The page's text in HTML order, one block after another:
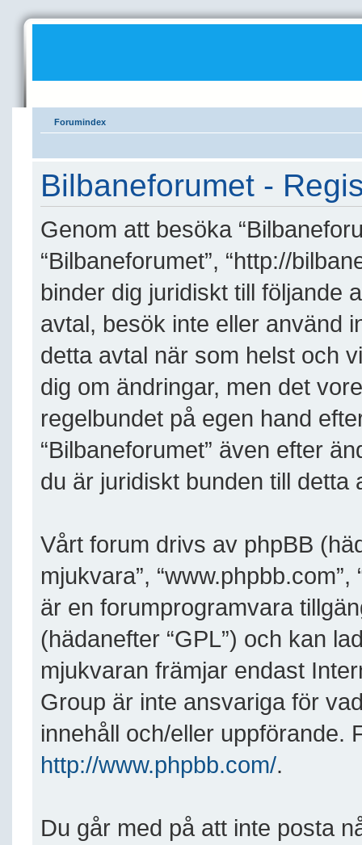
Forumindex
Bilbaneforumet -
Genom att besöka
“Bilbaneforumet”, “http://
binder dig juridiskt till följande
avtal, besök inte eller använd
detta avtal när som helst och
dig om ändringar, men det
regelbundet på egen hand
“Bilbaneforumet” även efter
du är juridiskt bunden till detta
Vårt forum drivs av phpBB
mjukvara”,
är en forumprogramvara
(hädanefter “GPL”) och kan
mjukvaran främjar endast
Group är inte ansvariga för
innehåll och/eller uppförande.
http://www.phpbb.com/.
Du går med på att inte posta